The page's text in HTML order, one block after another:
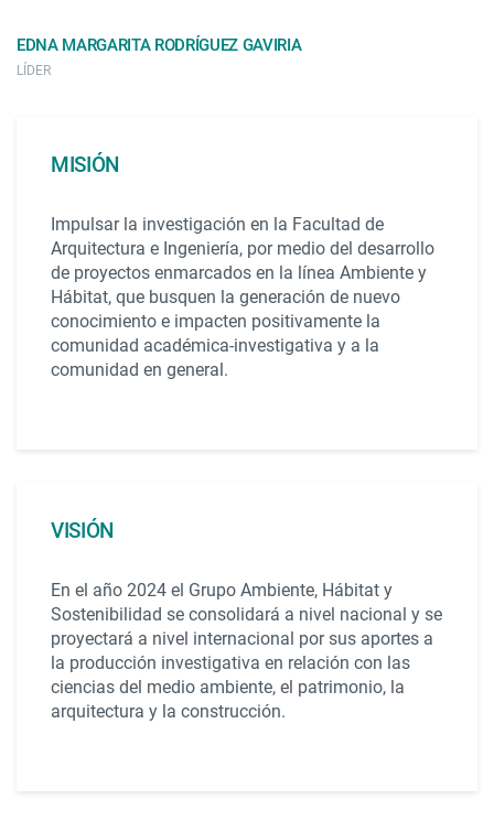
EDNA MARGARITA RODRÍGUEZ GAVIRIA
LÍDER
MISIÓN
Impulsar la investigación en la Facultad de
Arquitectura e Ingeniería, por medio del desarrollo
de proyectos enmarcados en la línea Ambiente y
Hábitat, que busquen la generación de nuevo
conocimiento e impacten positivamente la
comunidad académica-investigativa y a la
comunidad en general.
VISIÓN
En el año 2024 el Grupo Ambiente, Hábitat y
Sostenibilidad se consolidará a nivel nacional y se
proyectará a nivel internacional por sus aportes a
la producción investigativa en relación con las
ciencias del medio ambiente, el patrimonio, la
arquitectura y la construcción.